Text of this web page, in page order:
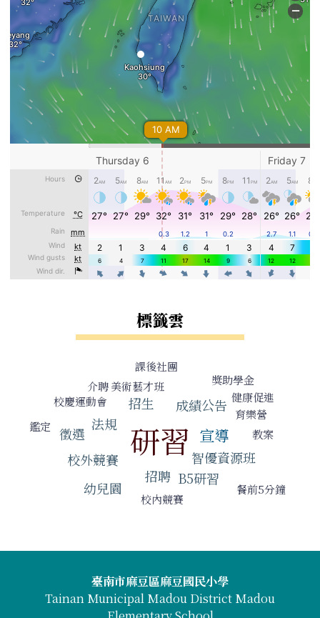
標籤雲
課後社團
介聘美術藝才班
獎助學金
校慶運動會
招生 成績公告 健康促進
鑑定
徵選
法規 研習
育樂營
宣導 教案
校外競賽
智優資源班
幼兒園
招聘 B5研習
校內競賽
餐前5分鐘
頁尾區域內容臺南市麻豆區麻豆國民小學
Tainan Municipal Madou District Madou